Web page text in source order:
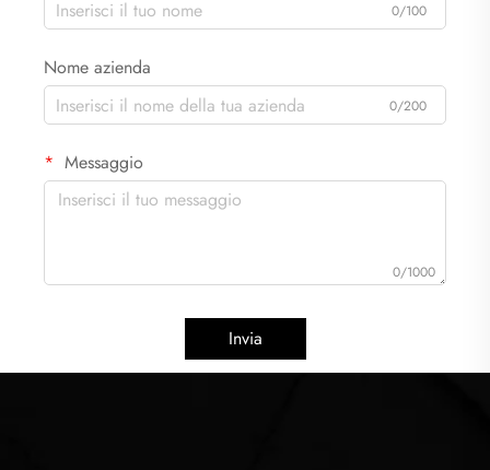
0/100
Nome azienda
0/200
Messaggio
0/1000
Invia